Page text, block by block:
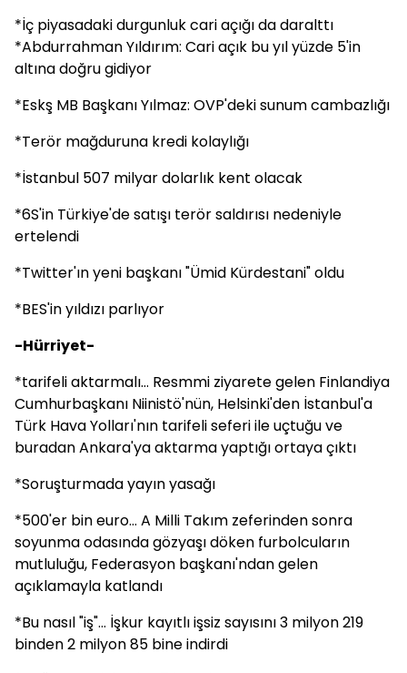
*İç piyasadaki durgunluk cari açığı da daralttı
*Abdurrahman Yıldırım: Cari açık bu yıl yüzde 5'in
altına doğru gidiyor
*Eskş MB Başkanı Yılmaz: OVP'deki sunum cambazlığı
*Terör mağduruna kredi kolaylığı
*İstanbul 507 milyar dolarlık kent olacak
*6S'in Türkiye'de satışı terör saldırısı nedeniyle
ertelendi
*Twitter'ın yeni başkanı "Ümid Kürdestani" oldu
*BES'in yıldızı parlıyor
-Hürriyet-
*tarifeli aktarmalı... Resmmi ziyarete gelen Finlandiya
Cumhurbaşkanı Niinistö'nün, Helsinki'den İstanbul'a
Türk Hava Yolları'nın tarifeli seferi ile uçtuğu ve
buradan Ankara'ya aktarma yaptığı ortaya çıktı
*Soruşturmada yayın yasağı
*500'er bin euro... A Milli Takım zeferinden sonra
soyunma odasında gözyaşı döken furbolcuların
mutluluğu, Federasyon başkanı'ndan gelen
açıklamayla katlandı
*Bu nasıl "iş"... İşkur kayıtlı işsiz sayısını 3 milyon 219
binden 2 milyon 85 bine indirdi